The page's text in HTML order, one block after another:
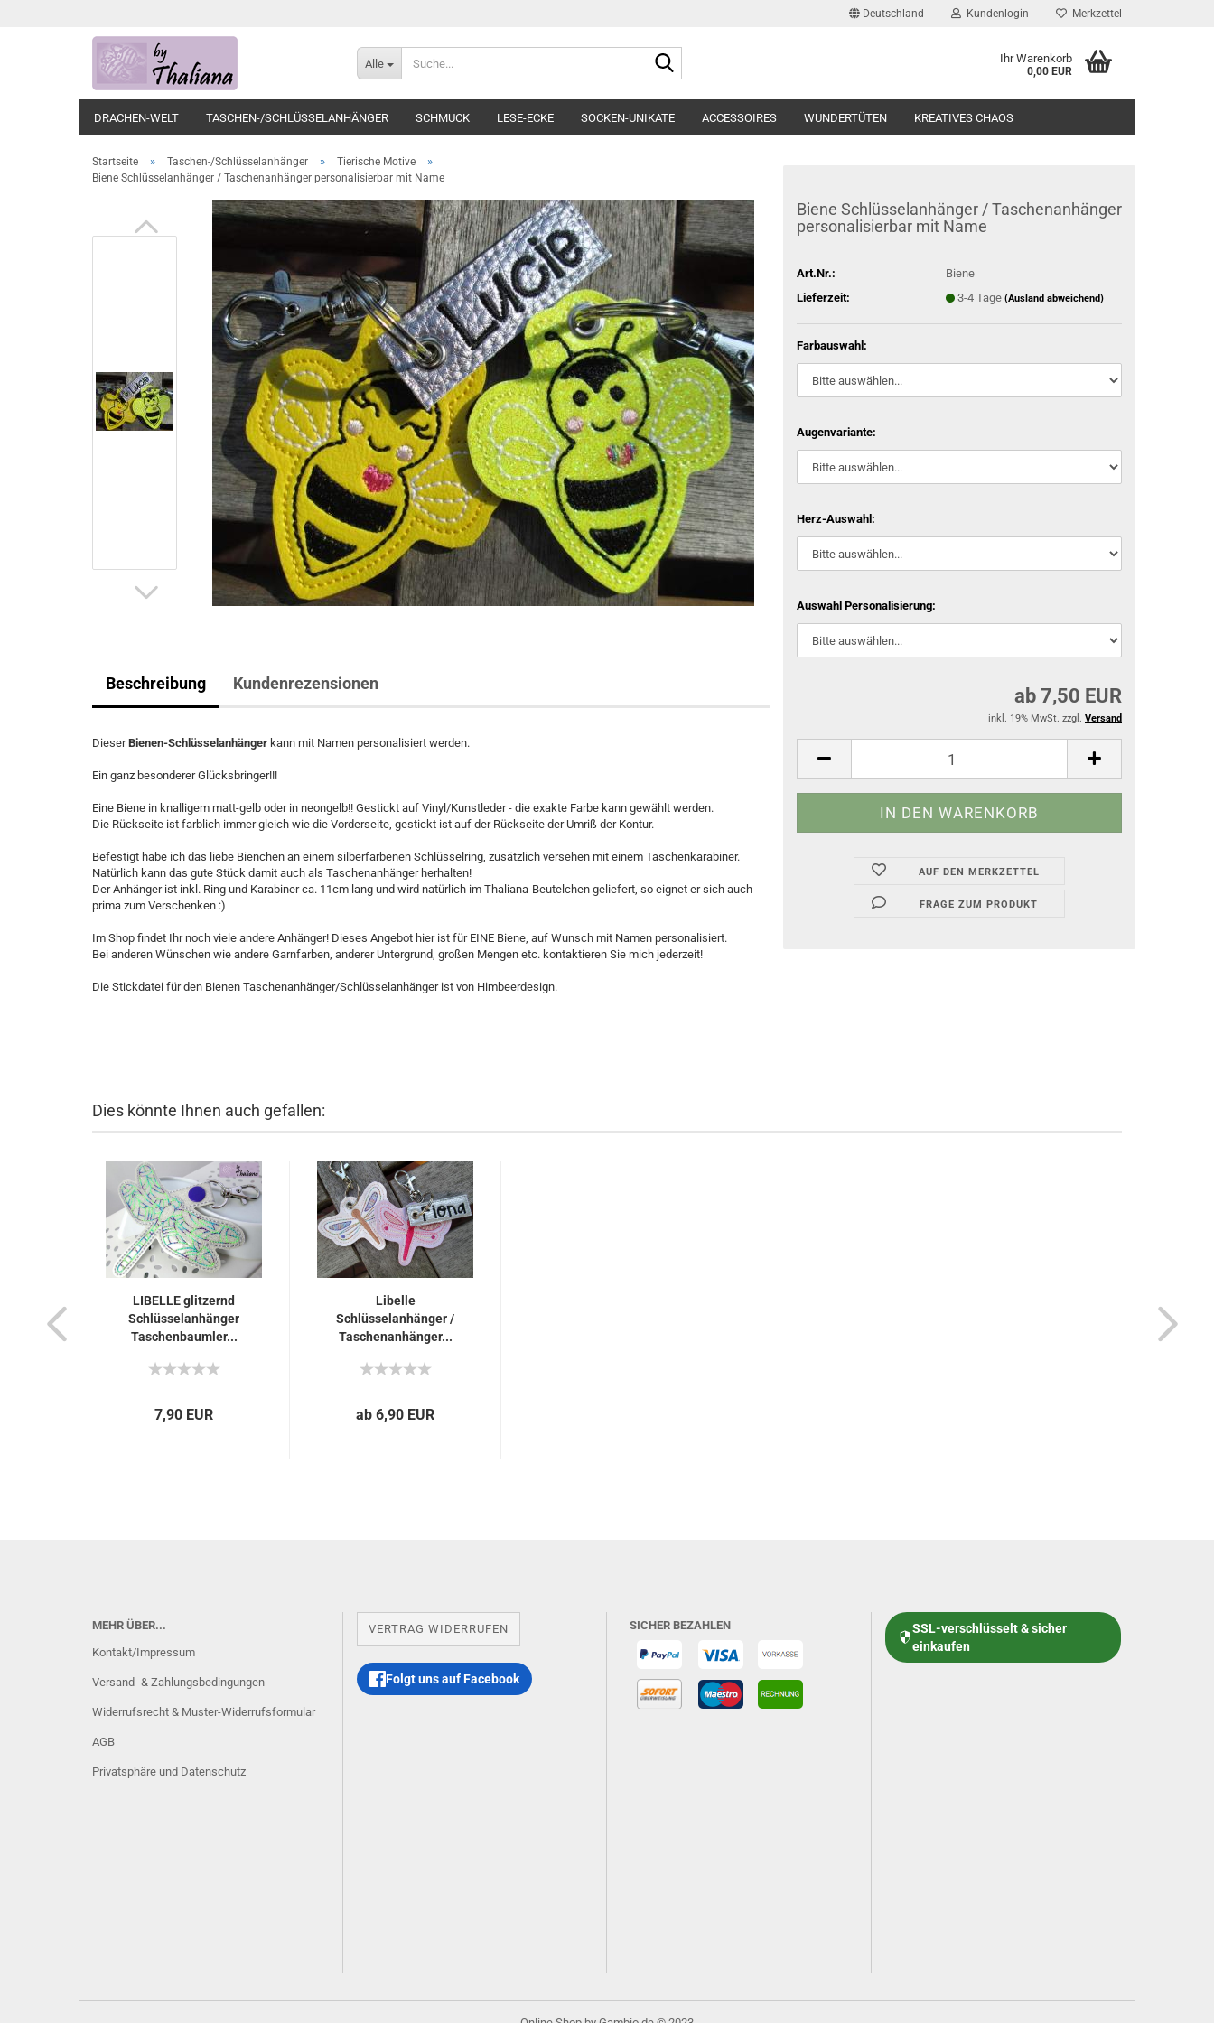
Deutschland
Lieferland
Kundenlogin Merkzettel
Alle Ihr Warenkorb
0,00 EUR
DRACHEN-WELT TASCHEN-/SCHLÜSSELANHÄNGER SCHMUCK LESE-ECKE SOCKEN-UNIKATE ACCESSOIRES WUNDERTÜTEN KREATIVES CHAOS
Startseite » Taschen-/Schlüsselanhänger » Tierische Motive »
Biene Schlüsselanhänger / Taschenanhänger personalisierbar mit Name
Biene Schlüsselanhänger / Taschenanhänger
personalisierbar mit Name
Art.Nr.:
Biene
Lieferzeit:
3-4 Tage (Ausland abweichend)
Farbauswahl:
Augenvariante:
Herz-Auswahl:
Auswahl Personalisierung:
ab 7,50 EUR
inkl. 19% MwSt. zzgl. Versand
AUF DEN MERKZETTEL
FRAGE ZUM PRODUKT
Beschreibung Kundenrezensionen
DieserBienen-Schlüsselanhänger kann mit Namen personalisiert werden.
Ein ganz besonderer Glücksbringer!!!
Eine Biene in knalligem matt-gelb oder in neongelb!! Gestickt auf Vinyl/Kunstleder - die exakte Farbe kann gewählt werden.
Die Rückseite ist farblich immer gleich wie die Vorderseite, gestickt ist auf der Rückseite der Umriß der Kontur.
Befestigt habe ich das liebe Bienchen an einem silberfarbenen Schlüsselring, zusätzlich versehen mit einem Taschenkarabiner.
Natürlich kann das gute Stück damit auch als Taschenanhänger herhalten!
Der Anhänger ist inkl. Ring und Karabiner ca. 11cm lang und wird natürlich im Thaliana-Beutelchen geliefert, so eignet er sich auch
prima zum Verschenken :)
Im Shop findet Ihr noch viele andere Anhänger! Dieses Angebot hier ist für EINE Biene, auf Wunsch mit Namen personalisiert.
Bei anderen Wünschen wie andere Garnfarben, anderer Untergrund, großen Mengen etc. kontaktieren Sie mich jederzeit!
Die Stickdatei für den Bienen Taschenanhänger/Schlüsselanhänger ist von Himbeerdesign.
Dies könnte Ihnen auch gefallen:
LIBELLE glitzernd
Schlüsselanhänger
Taschenbaumler...
7,90 EUR
Libelle
Schlüsselanhänger /
Taschenanhänger...
ab 6,90 EUR
MEHR ÜBER...
Kontakt/Impressum
Versand- & Zahlungsbedingungen
Widerrufsrecht & Muster-Widerrufsformular
AGB
Privatsphäre und Datenschutz
VERTRAG WIDERRUFEN
Folgt uns auf Facebook
SICHER BEZAHLEN
SSL-verschlüsselt & sicher
einkaufen